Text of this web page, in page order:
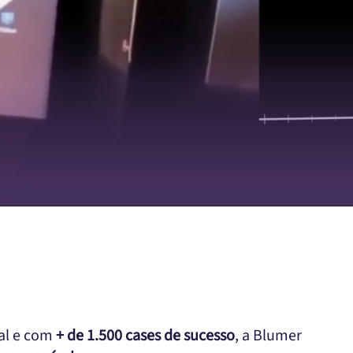
e com + de 1.500 cases de sucesso, a Blumer